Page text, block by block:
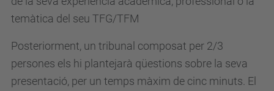
.
e
d
temàtica del seu TFG/TFM
Posteriorment, un tribunal composat per 2/3
persones els hi plantejarà qüestions sobre la seva
presentació, per un temps màxim de cinc minuts. El